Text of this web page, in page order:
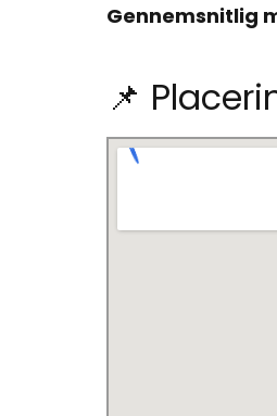
Gennemsnitlig
📌